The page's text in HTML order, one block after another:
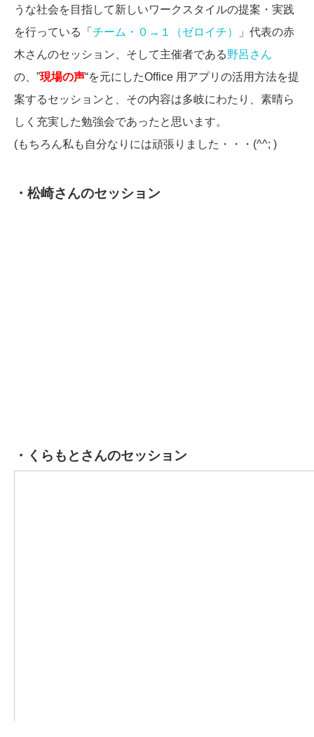
うな社会を目指して新しいワークスタイルの提案・実践
を行っている「 チーム・０→１（ゼロイチ）
」代表の赤
木さんのセッション、そして主催者である野呂さん
の、”現場の声“を元にしたOffice 用アプリの活用方法を提
案するセッションと、その内容は多岐にわたり、素晴ら
しく充実した勉強会であったと思います。
(もちろん私も自分なりには頑張りました・・・(^^; )
・松崎さんのセッション
・くらもとさんのセッション